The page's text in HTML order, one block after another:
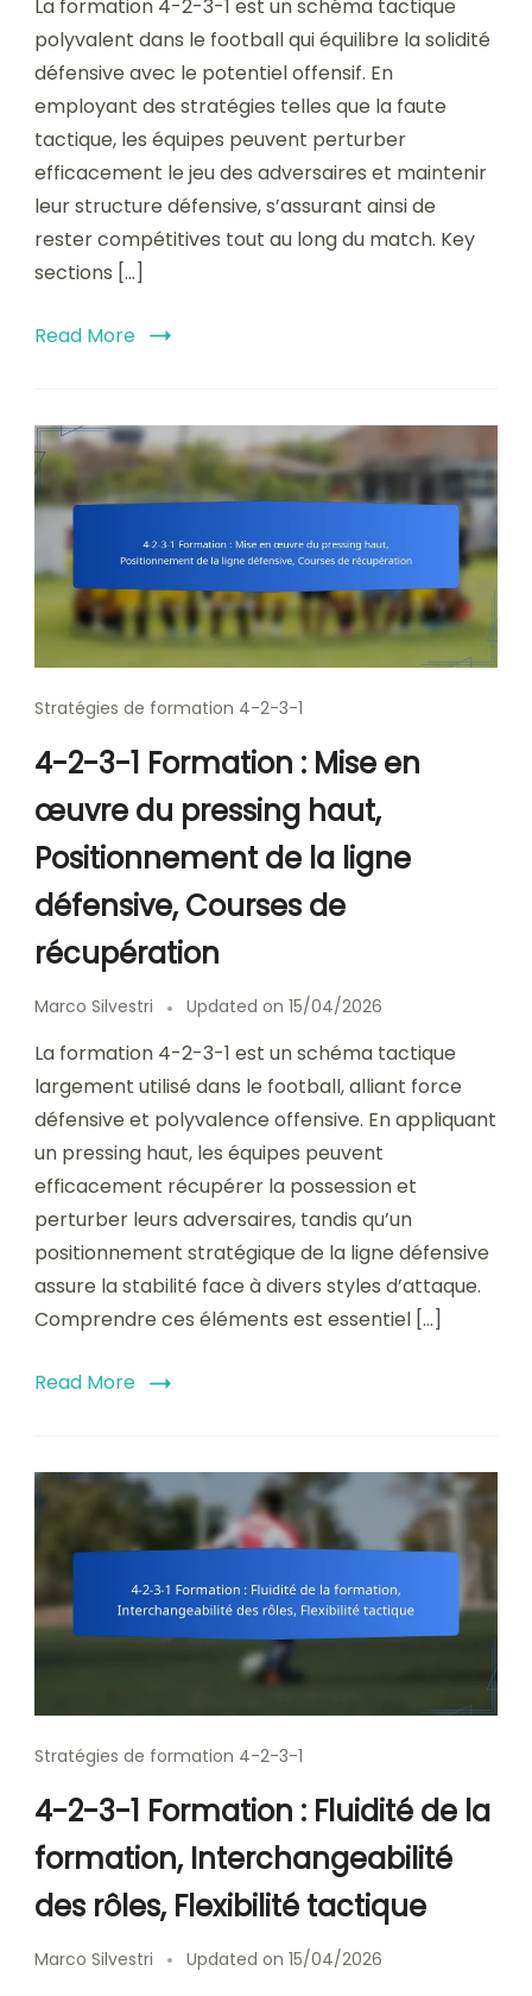
La formation 4-2-3-1 est un schéma tactique
polyvalent dans le football qui équilibre la solidité
défensive avec le potentiel offensif. En
employant des stratégies telles que la faute
tactique, les équipes peuvent perturber
efficacement le jeu des adversaires et maintenir
leur structure défensive, s’assurant ainsi de
rester compétitives tout au long du match. Key
sections […]
Read More
Stratégies de formation 4-2-3-1
4-2-3-1 Formation : Mise en
œuvre du pressing haut,
Positionnement de la ligne
défensive, Courses de
récupération
Marco Silvestri Updated on 15/04/2026
La formation 4-2-3-1 est un schéma tactique
largement utilisé dans le football, alliant force
défensive et polyvalence offensive. En appliquant
un pressing haut, les équipes peuvent
efficacement récupérer la possession et
perturber leurs adversaires, tandis qu’un
positionnement stratégique de la ligne défensive
assure la stabilité face à divers styles d’attaque.
Comprendre ces éléments est essentiel […]
Read More
Stratégies de formation 4-2-3-1
4-2-3-1 Formation : Fluidité de la
formation, Interchangeabilité
des rôles, Flexibilité tactique
Marco Silvestri Updated on 15/04/2026